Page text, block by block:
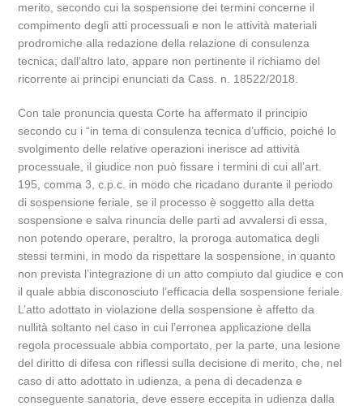
merito, secondo cui la sospensione dei termini concerne il
compimento degli atti processuali e non le attività materiali
prodromiche alla redazione della relazione di consulenza
tecnica; dall’altro lato, appare non pertinente il richiamo del
ricorrente ai principi enunciati da Cass. n. 18522/2018.
Con tale pronuncia questa Corte ha affermato il principio
secondo cu i “in tema di consulenza tecnica d’ufficio, poiché lo
svolgimento delle relative operazioni inerisce ad attività
processuale, il giudice non può fissare i termini di cui all’art.
195, comma 3, c.p.c. in modo che ricadano durante il periodo
di sospensione feriale, se il processo è soggetto alla detta
sospensione e salva rinuncia delle parti ad avvalersi di essa,
non potendo operare, peraltro, la proroga automatica degli
stessi termini, in modo da rispettare la sospensione, in quanto
non prevista l’integrazione di un atto compiuto dal giudice e con
il quale abbia disconosciuto l’efficacia della sospensione feriale.
L’atto adottato in violazione della sospensione è affetto da
nullità soltanto nel caso in cui l’erronea applicazione della
regola processuale abbia comportato, per la parte, una lesione
del diritto di difesa con riflessi sulla decisione di merito, che, nel
caso di atto adottato in udienza, a pena di decadenza e
conseguente sanatoria, deve essere eccepita in udienza dalla